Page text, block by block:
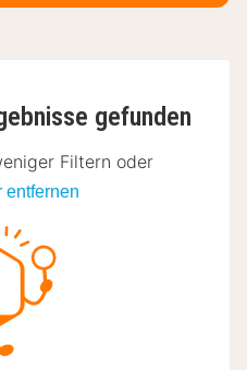
gefunden
Filtern oder
entfernen